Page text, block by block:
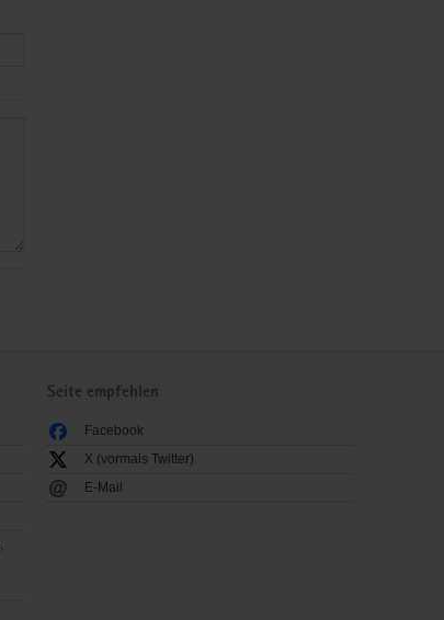
Seite empfehlen
Facebook
X (vormals Twitter)
E-Mail